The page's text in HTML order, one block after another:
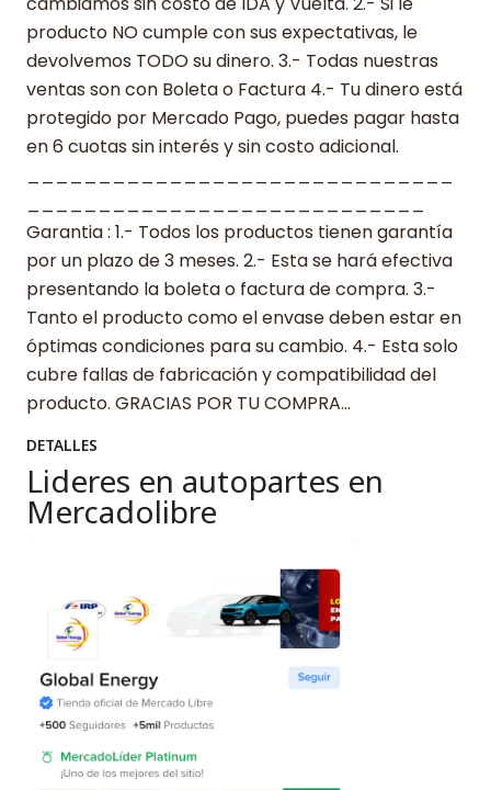
producto NO cumple con sus expectativas, le
devolvemos TODO su dinero. 3.- Todas nuestras
ventas son con Boleta o Factura 4.- Tu dinero está
protegido por Mercado Pago, puedes pagar hasta
en 6 cuotas sin interés y sin costo adicional.
Garantia : 1.- Todos los productos tienen garantía
por un plazo de 3 meses. 2.- Esta se hará efectiva
presentando la boleta o factura de compra. 3.-
Tanto el producto como el envase deben estar en
óptimas condiciones para su cambio. 4.- Esta solo
cubre fallas de fabricación y compatibilidad del
producto. GRACIAS POR TU COMPRA…
DETALLES
Lideres en autopartes en
Mercadolibre